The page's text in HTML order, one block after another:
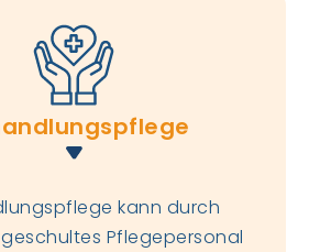
kann durch
Pflegepersonal